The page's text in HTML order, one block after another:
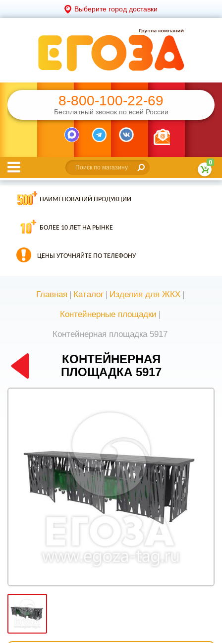
Выберите город доставки
8-800-100-22-69
Бесплатный звонок по всей России
0
НАИМЕНОВАНИЙ ПРОДУКЦИИ
БОЛЕЕ 10 ЛЕТ НА РЫНКЕ
ЦЕНЫ УТОЧНЯЙТЕ ПО ТЕЛЕФОНУ
Главная | Каталог | Изделия для ЖКХ |
Контейнерные площадки |
Контейнерная площадка 5917
КОНТЕЙНЕРНАЯ
ПЛОЩАДКА 5917